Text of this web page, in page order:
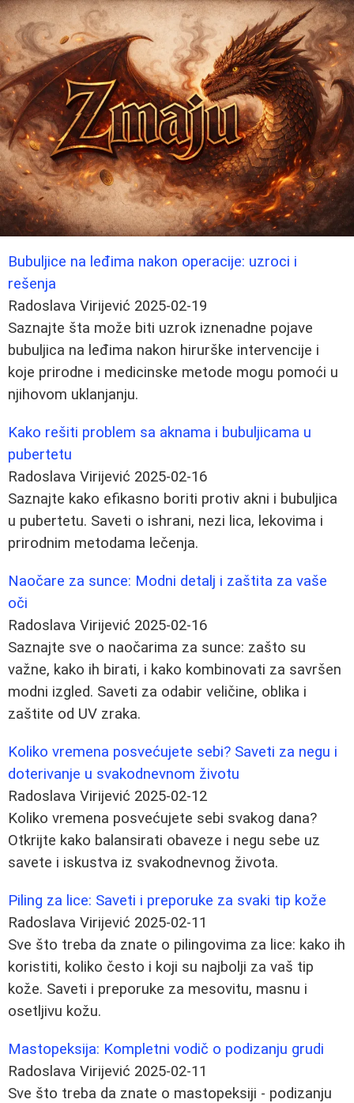
Bubuljice na leđima nakon operacije: uzroci i
rešenja
Radoslava Virijević 2025-02-19
Saznajte šta može biti uzrok iznenadne pojave
bubuljica na leđima nakon hirurške intervencije i
koje prirodne i medicinske metode mogu pomoći u
njihovom uklanjanju.
Kako rešiti problem sa aknama i bubuljicama u
pubertetu
Radoslava Virijević 2025-02-16
Saznajte kako efikasno boriti protiv akni i bubuljica
u pubertetu. Saveti o ishrani, nezi lica, lekovima i
prirodnim metodama lečenja.
Naočare za sunce: Modni detalj i zaštita za vaše
oči
Radoslava Virijević 2025-02-16
Saznajte sve o naočarima za sunce: zašto su
važne, kako ih birati, i kako kombinovati za savršen
modni izgled. Saveti za odabir veličine, oblika i
zaštite od UV zraka.
Koliko vremena posvećujete sebi? Saveti za negu i
doterivanje u svakodnevnom životu
Radoslava Virijević 2025-02-12
Koliko vremena posvećujete sebi svakog dana?
Otkrijte kako balansirati obaveze i negu sebe uz
savete i iskustva iz svakodnevnog života.
Piling za lice: Saveti i preporuke za svaki tip kože
Radoslava Virijević 2025-02-11
Sve što treba da znate o pilingovima za lice: kako ih
koristiti, koliko često i koji su najbolji za vaš tip
kože. Saveti i preporuke za mesovitu, masnu i
osetljivu kožu.
Mastopeksija: Kompletni vodič o podizanju grudi
Radoslava Virijević 2025-02-11
Sve što treba da znate o mastopeksiji - podizanju